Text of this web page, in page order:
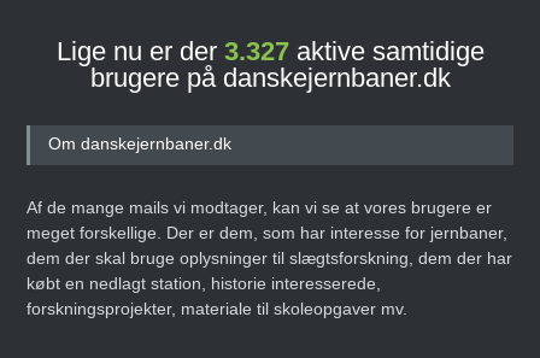
Lige nu er der 3.327aktive samtidige
brugere på danskejernbaner.dk
Om danskejernbaner.dk
Af de mange mails vi modtager, kan vi se at vores brugere er
meget forskellige. Der er dem, som har interesse for jernbaner,
dem der skal bruge oplysninger til slægtsforskning, dem der har
købt en nedlagt station, historie interesserede,
forskningsprojekter, materiale til skoleopgaver mv.